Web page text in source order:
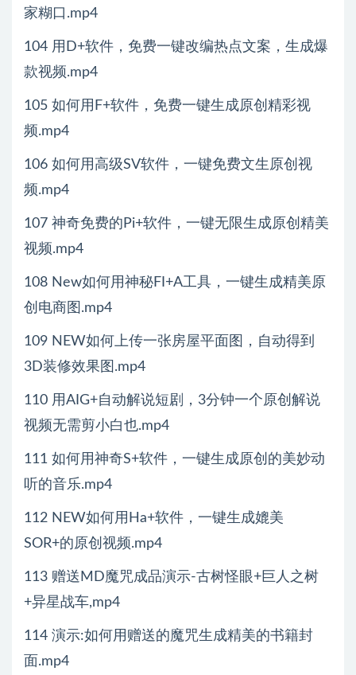
家糊口.mp4
104 用D+软件，免费一键改编热点文案，生成爆
款视频.mp4
105 如何用F+软件，免费一键生成原创精彩视
频.mp4
106 如何用高级SV软件，一键免费文生原创视
频.mp4
107 神奇免费的Pi+软件，一键无限生成原创精美
视频.mp4
108 New如何用神秘FI+A工具，一键生成精美原
创电商图.mp4
109 NEW如何上传一张房屋平面图，自动得到
3D装修效果图.mp4
110 用AIG+自动解说短剧，3分钟一个原创解说
视频无需剪小白也.mp4
111 如何用神奇S+软件，一键生成原创的美妙动
听的音乐.mp4
112 NEW如何用Ha+软件，一键生成媲美
SOR+的原创视频.mp4
113 赠送MD魔咒成品演示-古树怪眼+巨人之树
+异星战车,mp4
114 演示:如何用赠送的魔咒生成精美的书籍封
面.mp4